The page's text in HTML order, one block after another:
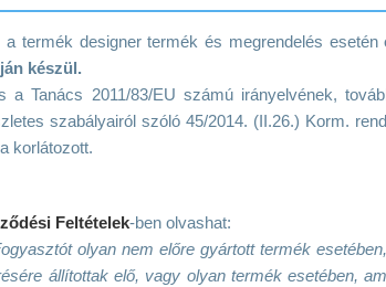
termék designer termék és megrendelés esetén
készül.
a Tanács 2011/83/EU számú irányelvének,
szabályairól szóló 45/2014. (II.26.) Korm.
korlátozott.
Feltételek-ben olvashat:
olyan nem előre gyártott termék
állítottak elő, vagy olyan termék esetében,